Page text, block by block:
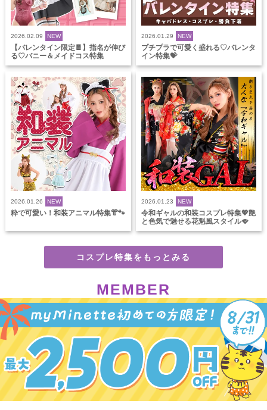
2026.02.09 NEW
【バレンタイン限定🍫】指名が伸び
る♡バニー＆メイドコス特集
2026.01.29 NEW
プチプラで可愛く盛れる♡バレンタ
イン特集💝
2026.01.26 NEW
粋で可愛い！和装アニマル特集👘🐾
2026.01.23 NEW
令和ギャルの和装コスプレ特集💖艶
と色気で魅せる花魁風スタイル🪭
コスプレ特集をもっとみる
MEMBER